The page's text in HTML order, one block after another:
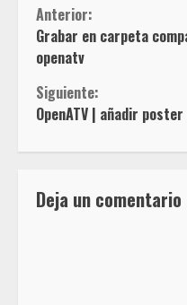
Sigue
leyendo
Anterior:
Grabar en carpeta
openatv
Siguiente:
OpenATV | añadir
Deja un comentario